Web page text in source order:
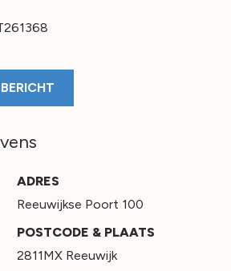
ADRES
Reeuwijkse Poort 100
POSTCODE & PLAATS
2811MX Reeuwijk